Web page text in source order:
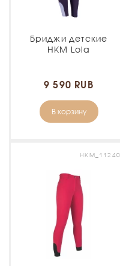
Бриджи детские
HKM Lola
9 590 RUB
В корзину
HKM_11240